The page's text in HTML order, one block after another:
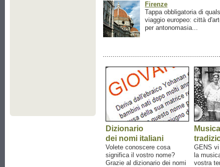
Firenze
Tappa obbligatoria di
viaggio europeo: città
per antonomasia...
Dizionario
dei nomi italiani
Volete conoscere cosa
significa il vostro nome?
Grazie al dizionario dei nomi
Musica
GENS
la
vostra